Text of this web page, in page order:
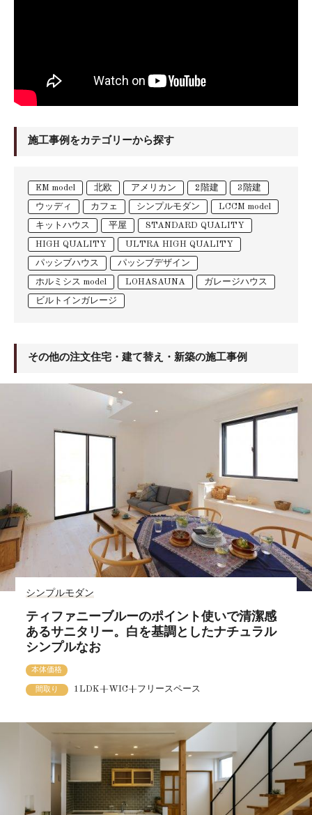
施工事例をカテゴリーから探す
EM model 北欧 アメリカン 2階建 3階建
ウッディ カフェ シンプルモダン LCCM model
キットハウス 平屋 STANDARD QUALITY
HIGH QUALITY ULTRA HIGH QUALITY
パッシブハウス パッシブデザイン
ホルミシス model LOHASAUNA ガレージハウス
ビルトインガレージ
その他の注文住宅・建て替え・新築の施工事例
シンプルモダン
ティファニーブルーのポイント使いで清潔感
あるサニタリー。白を基調としたナチュラル
シンプルなお
本体価格
間取り 1LDK+WIC+フリースペース